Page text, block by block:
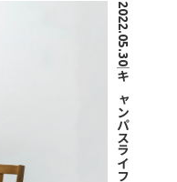
2022.05.30
｜
キャンパスライフ